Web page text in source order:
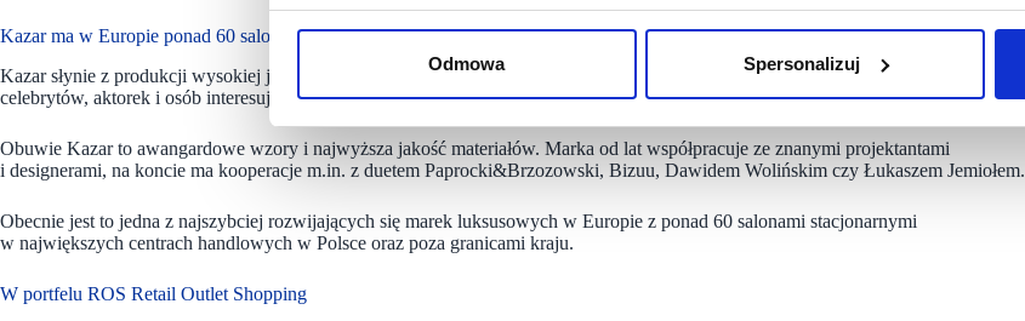
Odmowa Spersonalizuj
Kazar ma w Europie ponad 60 salonów
Kazar słynie z produkcji wysokiej jakości obuwia i akcesoriów, dzięki czemu cieszy się dużą popularnością wśród piosenkarek,
celebrytów, aktorek i osób interesujących się i związanych modą.
Obuwie Kazar to awangardowe wzory i najwyższa jakość materiałów. Marka od lat współpracuje ze znanymi projektantami
i designerami, na koncie ma kooperacje m.in. z duetem Paprocki&Brzozowski, Bizuu, Dawidem Wolińskim czy Łukaszem Jemiołem.
Obecnie jest to jedna z najszybciej rozwijających się marek luksusowych w Europie z ponad 60 salonami stacjonarnymi
w największych centrach handlowych w Polsce oraz poza granicami kraju.
W portfelu ROS Retail Outlet Shopping